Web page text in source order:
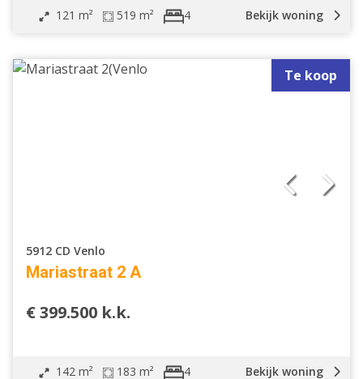
121 m² 519 m² 4 Bekijk woning
Te koop
5912 CD Venlo
Mariastraat 2 A
€ 399.500 k.k.
142 m² 183 m² 4 Bekijk woning